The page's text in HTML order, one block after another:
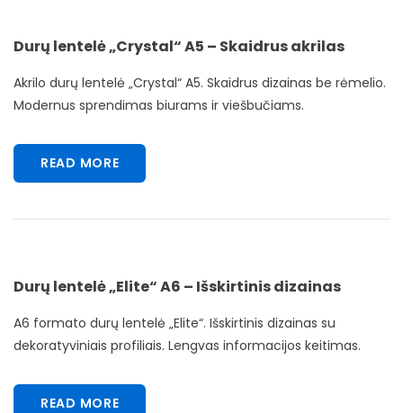
Durų lentelė „Crystal“ A5 – Skaidrus akrilas
Akrilo durų lentelė „Crystal“ A5. Skaidrus dizainas be rėmelio.
Modernus sprendimas biurams ir viešbučiams.
READ MORE
Durų lentelė „Elite“ A6 – Išskirtinis dizainas
A6 formato durų lentelė „Elite“. Išskirtinis dizainas su
dekoratyviniais profiliais. Lengvas informacijos keitimas.
READ MORE